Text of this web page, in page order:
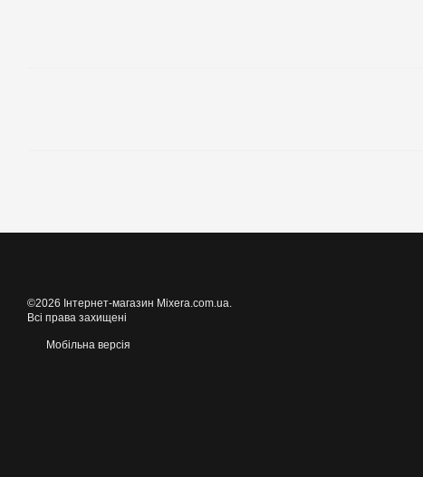
©2026 Інтернет-магазин Mixera.com.ua.
Всі права захищені
Мобільна версія